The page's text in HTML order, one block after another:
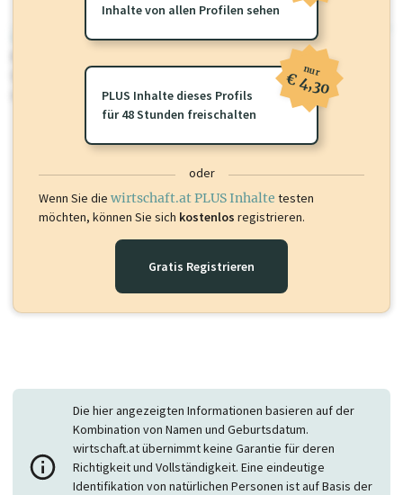
wirtschaft.at PLUS
wirtschaft.at PLUS Inhalte
Sie momentan nicht einsehen können. Schalten Sie dieses Profil frei
oder loggen Sie sich ein um diese Inhalte zu sehen.
Inhalte von allen Profilen sehen
PLUS Inhalte dieses Profils
für 48 Stunden freischalten
nur
€ 4,30
oder
Wenn Sie die wirtschaft.at PLUS Inhalte testen
möchten, können Sie sich kostenlos registrieren.
Gratis Registrieren
Die hier angezeigten Informationen basieren auf der
Kombination von Namen und Geburtsdatum.
wirtschaft.at übernimmt keine Garantie für deren
Richtigkeit und Vollständigkeit. Eine eindeutige
Identifikation von natürlichen Personen ist auf Basis der